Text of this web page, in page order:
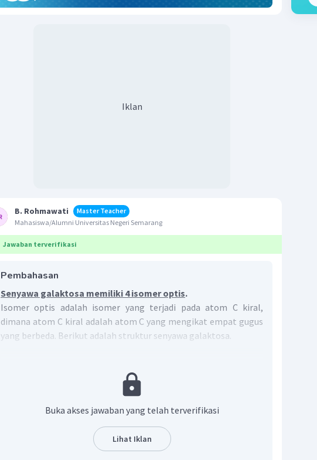
Iklan
B. Rohmawati
Master Teacher
Mahasiswa/Alumni Universitas Negeri Semarang
Jawaban terverifikasi
Pembahasan
Senyawa galaktosa memiliki 4 isomer optis.
Isomer optis adalah isomer yang terjadi pada atom C kiral,
dimana atom C kiral adalah atom C yang mengikat empat gugus
yang berbeda. Berikut adalah struktur senyawa galaktosa.
Buka akses jawaban yang telah terverifikasi
Lihat Iklan